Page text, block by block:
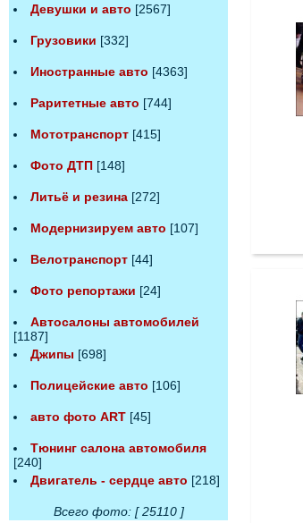
Девушки и авто [2567]
Грузовики [332]
Иностранные авто [4363]
Раритетные авто [744]
Мототранспорт [415]
Фото ДТП [148]
Литьё и резина [272]
Модернизируем авто [107]
Велотранспорт [44]
Фото репортажи [24]
Автосалоны автомобилей
[1187]
Джипы [698]
Полицейские авто [106]
авто фото ART [45]
Тюнинг салона автомобиля
[240]
Двигатель - сердце авто [218]
Всего фото: [ 25110 ]